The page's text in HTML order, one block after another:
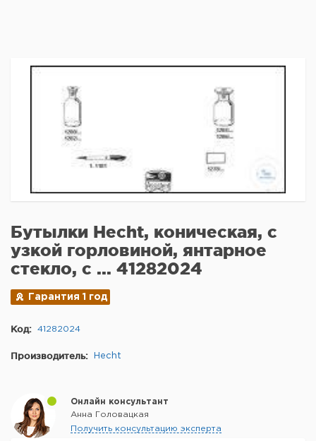
Бутылки Hecht, коническая, с
узкой горловиной, янтарное
стекло, с ... 41282024
Гарантия 1 год
Код: 41282024
Производитель: Hecht
Онлайн консультант
Анна Головацкая
Получить консультацию эксперта